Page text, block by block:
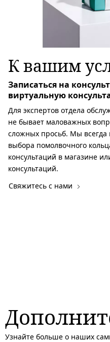
К вашим
Записаться на
виртуальную
Для экспертов отдела
не бывает маловажных
сложных просьб. Мы всегда
выбора помолвочного
консультаций в магазине
консультаций.
Свяжитесь с нами
Узнайте больше о наших